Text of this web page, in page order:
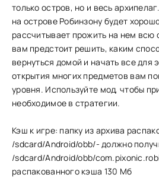
только остров, но и весь
на острове Робинзону будет
рассчитывает прожить на нем всю
вам предстоит решить, каким
вернуться домой и начать все для
открытия многих предметов вам
уровня. Используйте мод, чтобы
необходимое в стратегии.
Кэш к игре: папку из архива
/sdcard/Android/obb/- должно
/sdcard/Android/obb/
распакованного кэша 130 Мб